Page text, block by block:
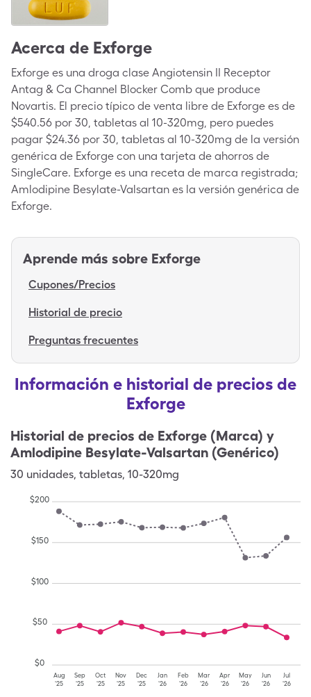
Acerca de Exforge
Exforge es una droga clase Angiotensin II Receptor
Antag & Ca Channel Blocker Comb que produce
Novartis. El precio típico de venta libre de Exforge es de
$540.56 por 30, tabletas al 10-320mg, pero puedes
pagar $24.36 por 30, tabletas al 10-320mg de la versión
genérica de Exforge con una tarjeta de ahorros de
SingleCare. Exforge es una receta de marca registrada;
Amlodipine Besylate-Valsartan es la versión genérica de
Exforge.
Aprende más sobre Exforge
Cupones/Precios
Historial de precio
Preguntas frecuentes
Información e historial de precios de
Exforge
Historial de precios de Exforge (Marca) y
Amlodipine Besylate-Valsartan (Genérico)
30 unidades, tabletas, 10-320mg
Aug
'25
Sep
'25
Oct
'25
Nov
'25
Dec
'25
Jan
'26
Feb
'26
Mar
'26
Apr
'26
May
'26
Jun
'26
Jul
'26
$0
$50
$100
$150
$200